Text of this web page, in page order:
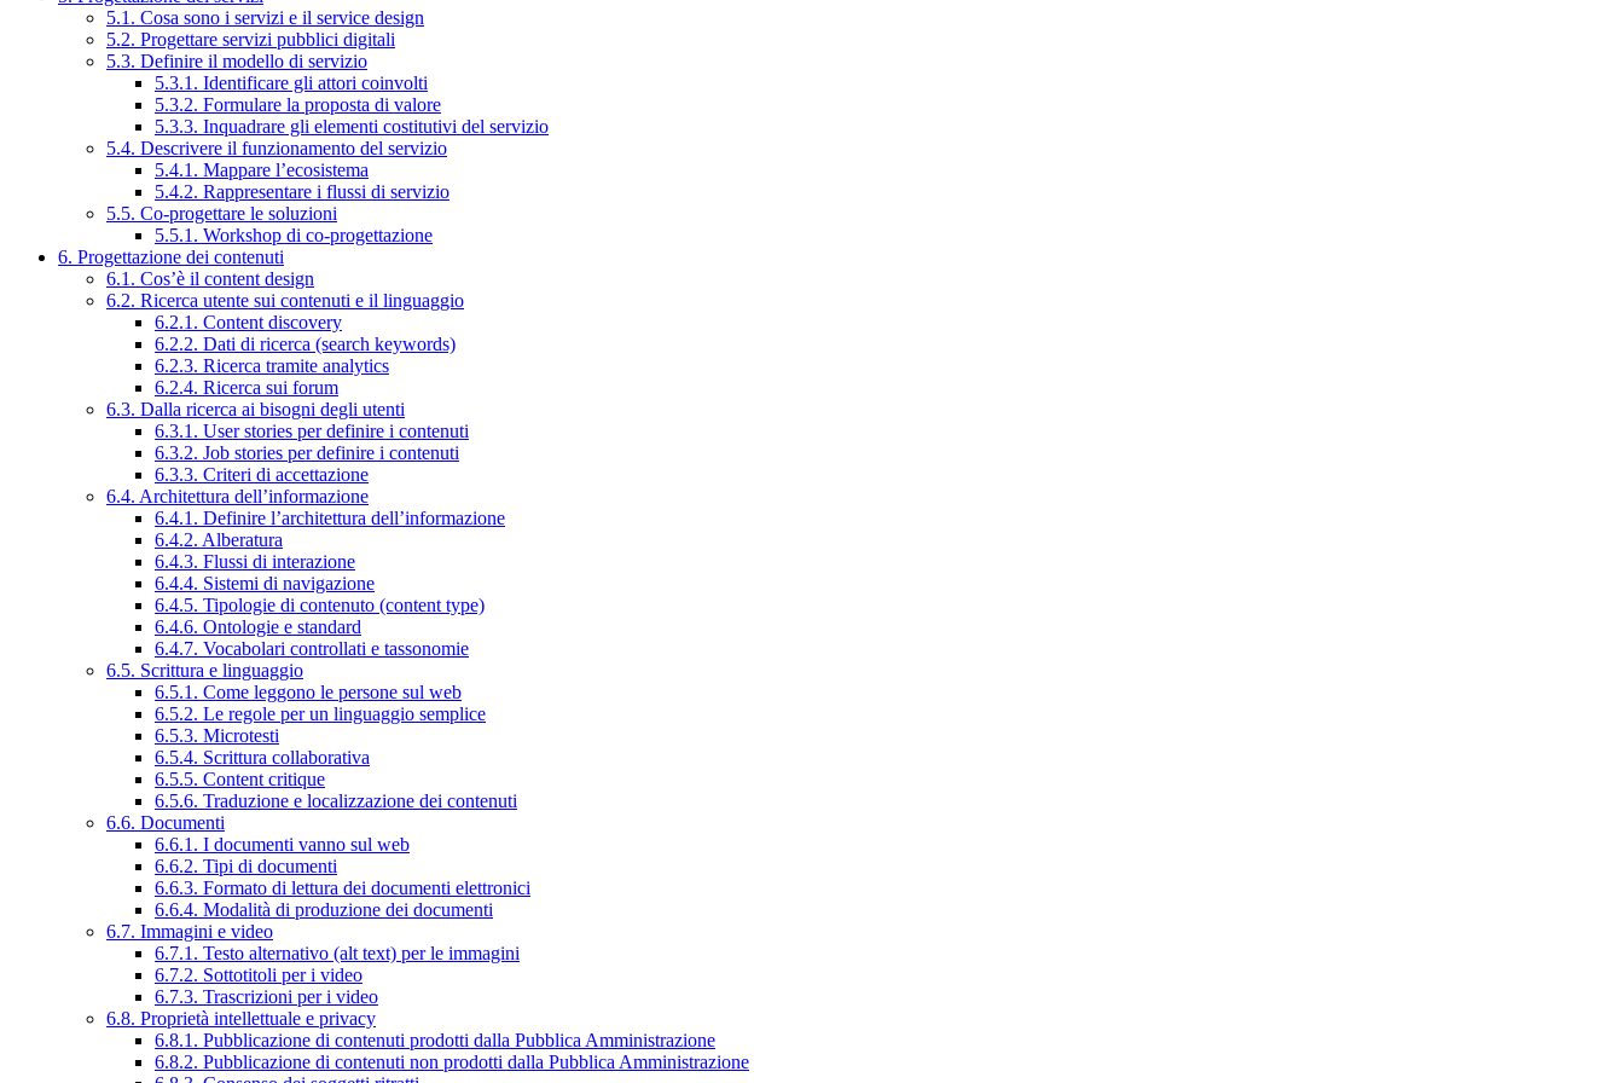
5.1. Cosa sono i servizi e il service design
5.2. Progettare servizi pubblici digitali
5.3. Definire il modello di servizio
5.3.1. Identificare gli attori coinvolti
5.3.2. Formulare la proposta di valore
5.3.3. Inquadrare gli elementi costitutivi del servizio
5.4. Descrivere il funzionamento del servizio
5.4.1. Mappare l’ecosistema
5.4.2. Rappresentare i flussi di servizio
5.5. Co-progettare le soluzioni
5.5.1. Workshop di co-progettazione
6. Progettazione dei contenuti
6.1. Cos’è il content design
6.2. Ricerca utente sui contenuti e il linguaggio
6.2.1. Content discovery
6.2.2. Dati di ricerca (search keywords)
6.2.3. Ricerca tramite analytics
6.2.4. Ricerca sui forum
6.3. Dalla ricerca ai bisogni degli utenti
6.3.1. User stories per definire i contenuti
6.3.2. Job stories per definire i contenuti
6.3.3. Criteri di accettazione
6.4. Architettura dell’informazione
6.4.1. Definire l’architettura dell’informazione
6.4.2. Alberatura
6.4.3. Flussi di interazione
6.4.4. Sistemi di navigazione
6.4.5. Tipologie di contenuto (content type)
6.4.6. Ontologie e standard
6.4.7. Vocabolari controllati e tassonomie
6.5. Scrittura e linguaggio
6.5.1. Come leggono le persone sul web
6.5.2. Le regole per un linguaggio semplice
6.5.3. Microtesti
6.5.4. Scrittura collaborativa
6.5.5. Content critique
6.5.6. Traduzione e localizzazione dei contenuti
6.6. Documenti
6.6.1. I documenti vanno sul web
6.6.2. Tipi di documenti
6.6.3. Formato di lettura dei documenti elettronici
6.6.4. Modalità di produzione dei documenti
6.7. Immagini e video
6.7.1. Testo alternativo (alt text) per le immagini
6.7.2. Sottotitoli per i video
6.7.3. Trascrizioni per i video
6.8. Proprietà intellettuale e privacy
6.8.1. Pubblicazione di contenuti prodotti dalla Pubblica Amministrazione
6.8.2. Pubblicazione di contenuti non prodotti dalla Pubblica Amministrazione